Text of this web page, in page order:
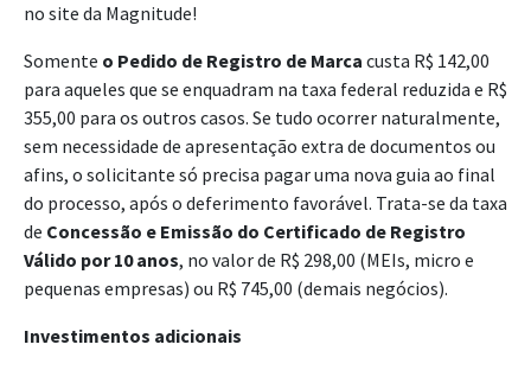
no site da Magnitude!
Somente o Pedido de Registro de Marca custa R$ 142,00
para aqueles que se enquadram na taxa federal reduzida e R$
355,00 para os outros casos. Se tudo ocorrer naturalmente,
sem necessidade de apresentação extra de documentos ou
afins, o solicitante só precisa pagar uma nova guia ao final
do processo, após o deferimento favorável. Trata-se da taxa
de Concessão e Emissão do Certificado de Registro
Válido por 10 anos, no valor de R$ 298,00 (MEIs, micro e
pequenas empresas) ou R$ 745,00 (demais negócios).
Investimentos adicionais